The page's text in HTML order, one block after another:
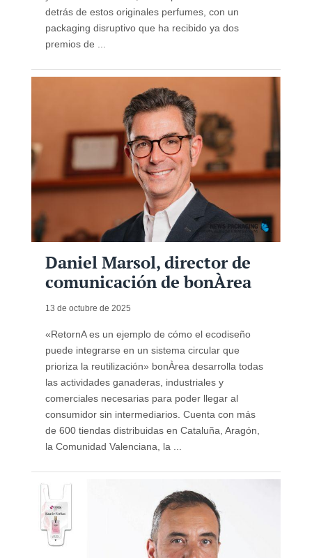
detrás de estos originales perfumes, con un
packaging disruptivo que ha recibido ya dos
premios de ...
Daniel Marsol, director de
comunicación de bonÀrea
13 de octubre de 2025
«RetornA es un ejemplo de cómo el ecodiseño
puede integrarse en un sistema circular que
prioriza la reutilización» bonÀrea desarrolla todas
las actividades ganaderas, industriales y
comerciales necesarias para poder llegar al
consumidor sin intermediarios. Cuenta con más
de 600 tiendas distribuidas en Cataluña, Aragón,
la Comunidad Valenciana, la ...